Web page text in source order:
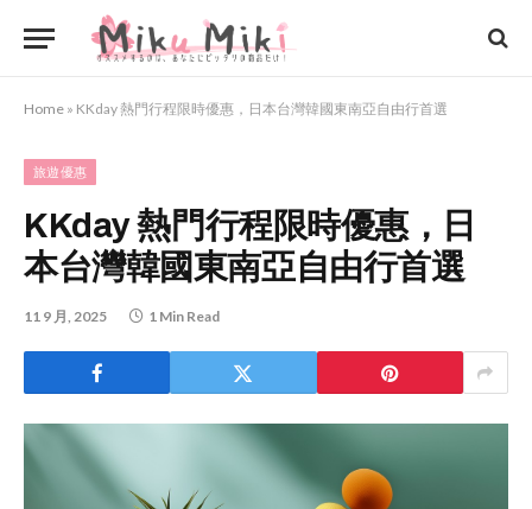
Home » KKday 熱門行程限時優惠，日本台灣韓國東南亞自由行首選
旅遊優惠
KKday 熱門行程限時優惠，日
本台灣韓國東南亞自由行首選
11 9 月, 2025 1 Min Read